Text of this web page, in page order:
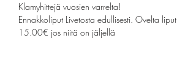
Klamyhittejä vuosien varrelta!
Ennakkoliput Livetosta edullisesti. Ovelta liput
15.00€ jos niitä on jäljellä